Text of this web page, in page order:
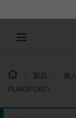
製品 個
PUROFORT+